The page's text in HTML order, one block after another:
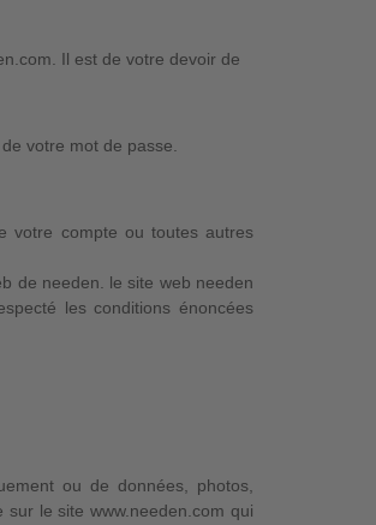
Il est de votre devoir de
votre mot de passe.
votre compte ou toutes autres
de needen. le site web needen
les conditions énoncées
ou de données, photos,
le site www.needen.com qui